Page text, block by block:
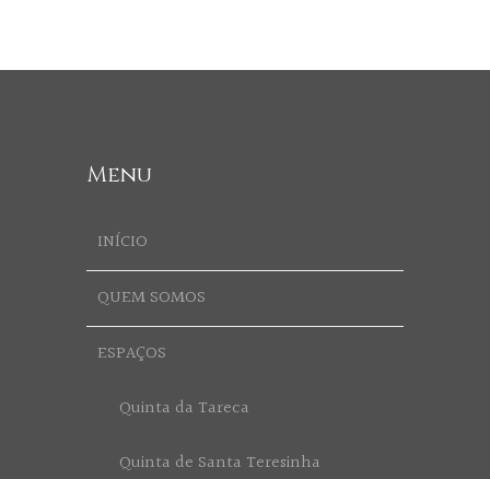
Menu
INÍCIO
QUEM SOMOS
ESPAÇOS
Quinta da Tareca
Quinta de Santa Teresinha